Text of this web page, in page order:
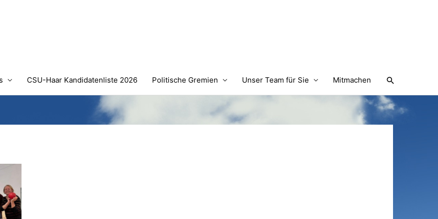
CSU-Haar Kandidatenliste 2026 Politische Gremien Unser Team für Sie Mitmachen Suchen